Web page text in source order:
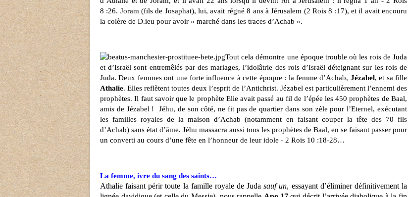
8 :26. Joram (fils de Josaphat), lui, avait régné 8 ans à Jérusalem (2 Rois 8 :17), et il avait encouru
la colère de D.ieu pour avoir « marché dans les traces d’Achab ».
Tout cela démontre une époque trouble où les rois de Juda
et d’Israël sont entremêlés par des mariages, l’idolâtrie des rois d’Israël déteignant sur les rois de
Juda. Deux femmes ont une forte influence à cette époque : la femme d’Achab, Jézabel, et sa fille
Athalie. Elles reflètent toutes deux l’esprit de l’Antichrist. Jézabel est particulièrement l’ennemi des
prophètes. Il faut savoir que le prophète Elie avait passé au fil de l’épée les 450 prophètes de Baal,
amis de Jézabel !
Jéhu, de son côté, ne fit pas de quartier dans son zèle pour l’Eternel, exécutant
les familles royales de la maison d’Achab (notamment en faisant couper la tête des 70 fils
d’Achab) sans état d’âme. Jéhu massacra aussi tous les prophètes de Baal, en se faisant passer pour
un converti au cours d’une fête en l’honneur de leur idole - 2 Rois 10 :18-28…
La femme, ivre du sang des saints…
Athalie faisant périr toute la famille royale de Judasauf un, essayant d’éliminer définitivement la